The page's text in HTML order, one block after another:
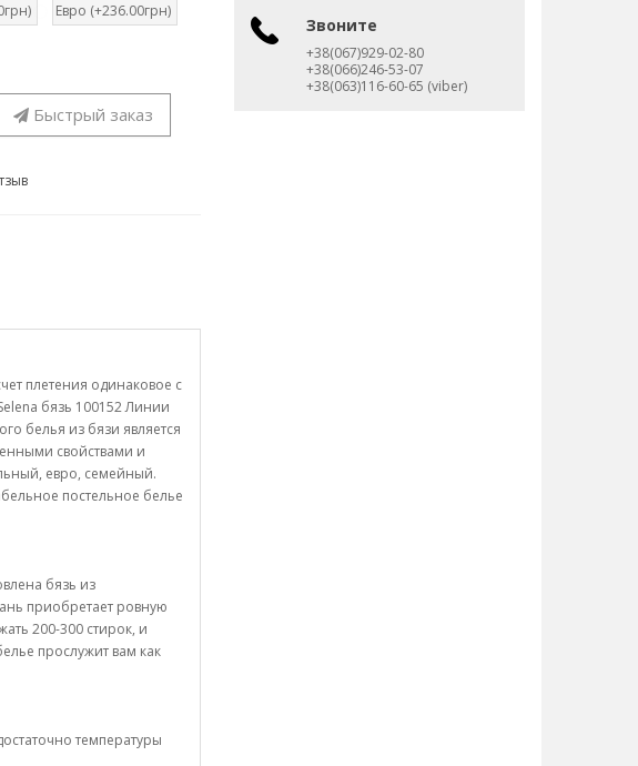
Евро (+236.00грн)
Быстрый заказ
плетения одинаковое с
бязь 100152 Линии
белья из бязи является
свойствами и
евро, семейный.
постельное белье
бязь из
приобретает ровную
200-300 стирок, и
прослужит вам как
температуры
Звоните
+38(067)929-02-80
+38(066)246-53-07
+38(063)116-60-65 (viber)